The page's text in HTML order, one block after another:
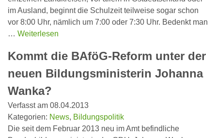
im Ausland, beginnt die Schulzeit teilweise sogar schon
vor 8:00 Uhr, nämlich um 7:00 oder 7:30 Uhr. Bedenkt man
… Weiterlesen
Kommt die BAföG-Reform unter der
neuen Bildungsministerin Johanna
Wanka?
Verfasst am 08.04.2013
Kategorien: News, Bildungspolitik
Die seit dem Februar 2013 neu im Amt befindliche